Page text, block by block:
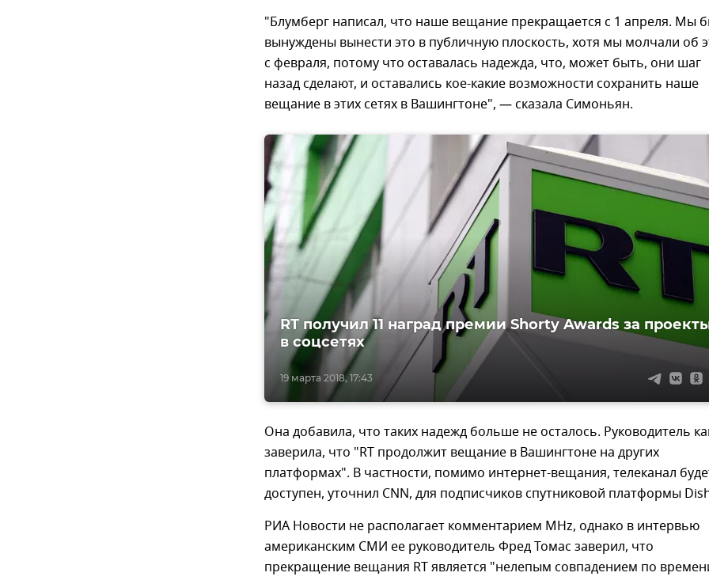
"Блумберг написал, что наше вещание прекращается с 1 апреля. Мы
вынуждены вынести это в публичную плоскость, хотя мы молчали об
с февраля, потому что оставалась надежда, что, может быть, они шаг
назад сделают, и оставались кое-какие возможности сохранить наше
вещание в этих сетях в Вашингтоне", — сказала Симоньян.
19 марта 2018, 17:43
RT получил 11 наград премии Shorty Awards за
в соцсетях
Она добавила, что таких надежд больше не осталось. Руководитель
заверила, что "RT продолжит вещание в Вашингтоне на других
платформах". В частности, помимо интернет-вещания, телеканал
доступен, уточнил CNN, для подписчиков спутниковой платформы
РИА Новости не располагает комментарием MHz, однако в интервью
американским СМИ ее руководитель Фред Томас заверил, что
прекращение вещания RT является "нелепым совпадением по